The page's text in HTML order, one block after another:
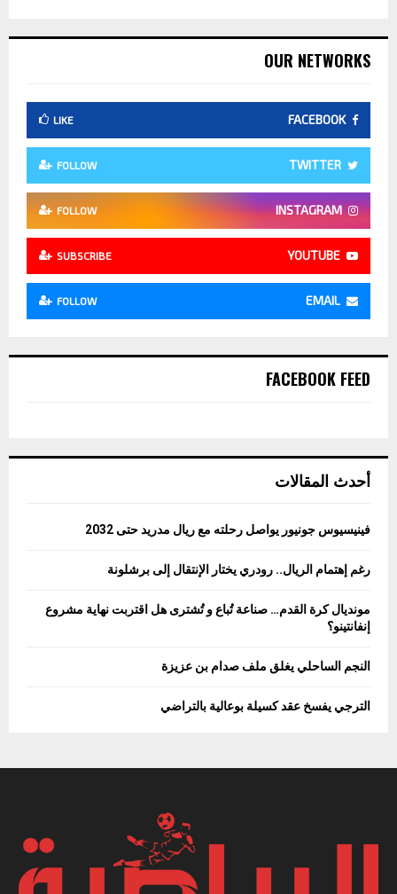
OUR NETWORKS
FACEBOOK
LIKE
TWITTER
FOLLOW
INSTAGRAM
FOLLOW
YOUTUBE
SUBSCRIBE
EMAIL
FOLLOW
FACEBOOK FEED
أحدث المقالات
فينيسيوس جونيور يواصل رحلته مع ريال مدريد حتى 2032
رغم إهتمام الريال.. رودري يختار الإنتقال إلى برشلونة
مونديال كرة القدم… صناعة تُباع و تُشترى هل اقتربت نهاية مشروع
إنفانتينو؟
النجم الساحلي يغلق ملف صدام بن عزيزة
الترجي يفسخ عقد كسيلة بوعالية بالتراضي